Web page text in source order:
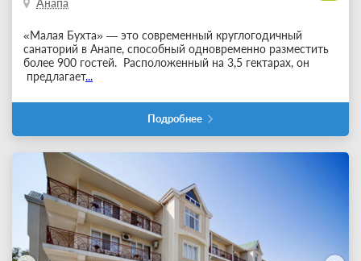
Анапа
«Малая Бухта» — это современный круглогодичный
санаторий в Анапе, способный одновременно разместить
более 900 гостей. Расположенный на 3,5 гектарах, он
предлагает...
Подробнее